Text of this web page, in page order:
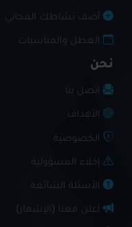
أضف نشاطك المجاني
العطل والمناسبات
نحن
اتصل بنا
الأهداف
الخصوصية
إخلاء المسؤولية
الأسئلة الشائعة
أعلن معنا (الإشهار)